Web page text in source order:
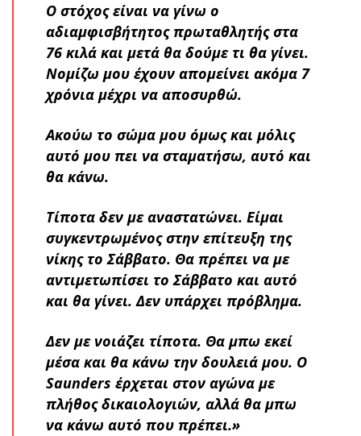
Ο στόχος είναι να γίνω ο
αδιαμφισβήτητος πρωταθλητής στα
76 κιλά και μετά θα δούμε τι θα γίνει.
Νομίζω μου έχουν απομείνει ακόμα 7
χρόνια μέχρι να αποσυρθώ.
Ακούω το σώμα μου όμως και μόλις
αυτό μου πει να σταματήσω, αυτό και
θα κάνω.
Τίποτα δεν με αναστατώνει. Είμαι
συγκεντρωμένος στην επίτευξη της
νίκης το Σάββατο. Θα πρέπει να με
αντιμετωπίσει το Σάββατο και αυτό
και θα γίνει. Δεν υπάρχει πρόβλημα.
Δεν με νοιάζει τίποτα. Θα μπω εκεί
μέσα και θα κάνω την δουλειά μου. Ο
Saunders έρχεται στον αγώνα με
πλήθος δικαιολογιών, αλλά θα μπω
να κάνω αυτό που πρέπει.»